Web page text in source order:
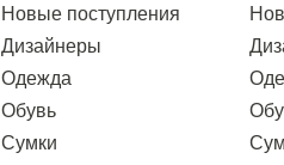
Новые поступления
Дизайнеры
Одежда
Обувь
Сумки